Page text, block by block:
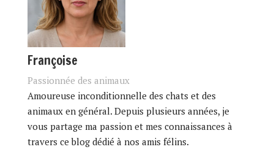
Françoise
Passionnée des animaux
Amoureuse inconditionnelle des chats et des
animaux en général. Depuis plusieurs années, je
vous partage ma passion et mes connaissances à
travers ce blog dédié à nos amis félins.